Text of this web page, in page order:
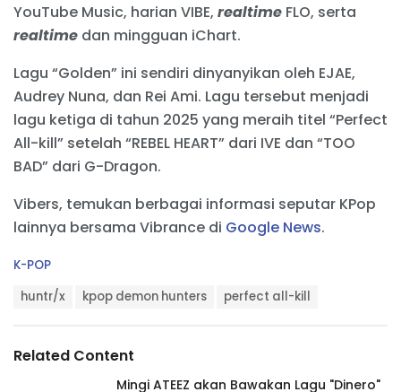
YouTube Music, harian VIBE, realtime FLO, serta
realtime dan mingguan iChart.
Lagu “Golden” ini sendiri dinyanyikan oleh EJAE,
Audrey Nuna, dan Rei Ami. Lagu tersebut menjadi
lagu ketiga di tahun 2025 yang meraih titel “Perfect
All-kill” setelah “REBEL HEART” dari IVE dan “TOO
BAD” dari G-Dragon.
Vibers, temukan berbagai informasi seputar KPop
lainnya bersama Vibrance di Google News.
C
r
K-POP
:
huntr/x kpop demon hunters perfect all-kill
Related Content
Mingi ATEEZ akan Bawakan Lagu "Dinero"